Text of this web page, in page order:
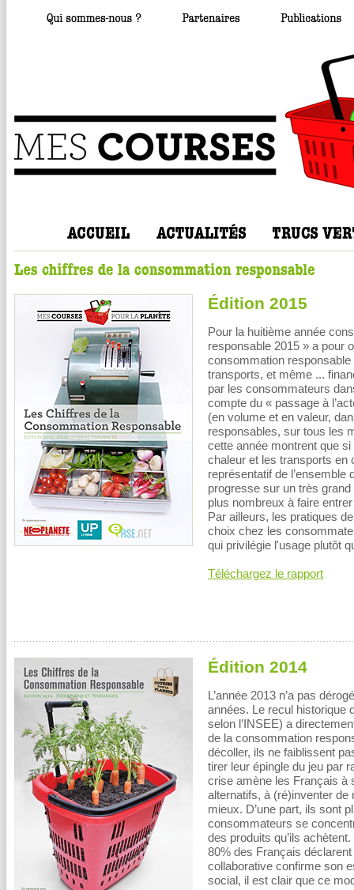
Édition 2015
Pour la huitième année
responsable 2015 » a pour
consommation
transports, et même ...
par les consommateurs
compte du « passage à
(en volume et en valeur,
responsables, sur tous les
cette année montrent que
chaleur et les transports en
représentatif de
progresse sur un très
plus nombreux à faire
Par ailleurs, les pratiques
choix chez les
qui privilégie l'usage plutôt
Téléchargez le rapport
Édition 2014
L’année 2013 n’a pas
années. Le recul historique
selon l’INSEE) a
de la consommation
décoller, ils ne faiblissent
tirer leur épingle du jeu par
crise amène les Français à
alternatifs, à (ré)inventer
mieux. D’une part, ils sont
consommateurs se
des produits qu’ils
80% des Français
collaborative confirme son
social, il est clair que ce